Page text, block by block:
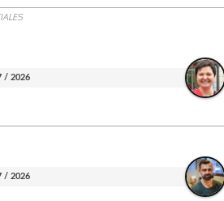
/ 2026
/ 2026